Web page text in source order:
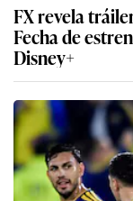
FX revela
Fecha de
Disney+